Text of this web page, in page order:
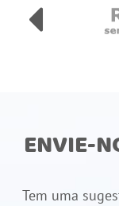
ENVIE-
Tem uma